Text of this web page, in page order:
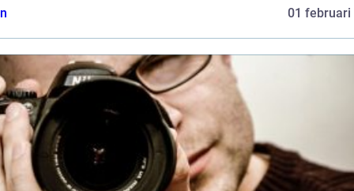
01 februari